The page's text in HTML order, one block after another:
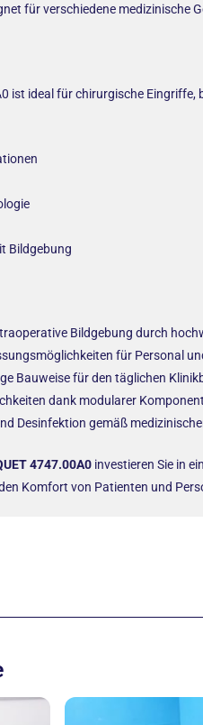
für verschiedene medizinische
ist ideal für chirurgische
Bildgebung
Bildgebung durch
für Personal
Bauweise für den täglichen
dank modularer
Desinfektion gemäß
4747.00A0 investieren Sie in
Komfort von Patienten und